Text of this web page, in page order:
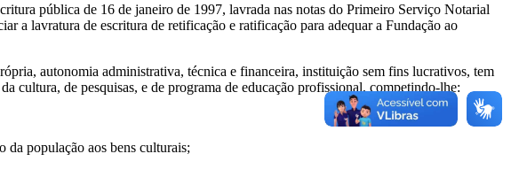
pública de 16 de janeiro de 1997, lavrada nas notas do Primeiro Serviço Notarial
a lavratura de escritura de retificação e ratificação para adequar a Fundação ao
autonomia administrativa, técnica e financeira, instituição sem fins lucrativos, tem
cultura, de pesquisas, e de programa de educação profissional, competindo-lhe:
população aos bens culturais;